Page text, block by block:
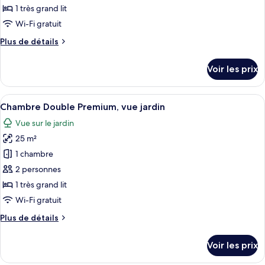
cour
intérieure
ce
type
chambre :
Tradition,
vue
cour
intérieure
1 très grand lit
Wi-Fi gratuit
Plus de détails
Plus
le
type
de
chambre
Chambre
Double
Tradition,
vue
cour
intérieure
Voir les prix
Afficher
toutes
les
photos
pour
ce
type
de
chambre :
Chambre
Une chambre d’hôtel avec un lit,
4
Chambre Double Premium, vue jardin
Vue sur le jardin
25 m²
1 chambre
2 personnes
1 très grand lit
Wi-Fi gratuit
Plus de détails
Plus
le
Voir les prix